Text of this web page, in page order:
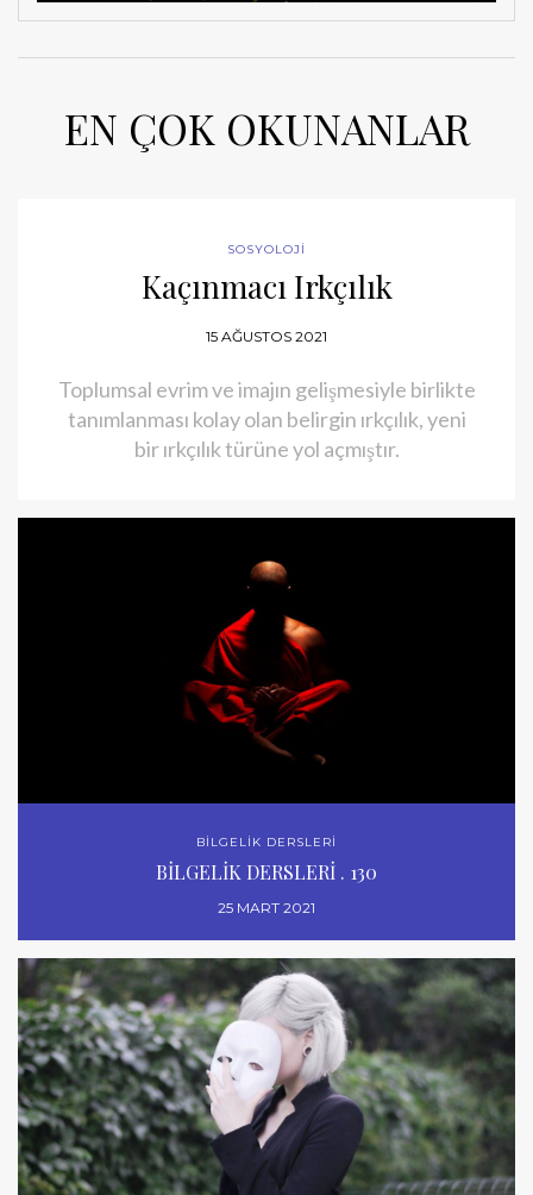
EN ÇOK OKUNANLAR
SOSYOLOJİ
Kaçınmacı Irkçılık
15 AĞUSTOS 2021
Toplumsal evrim ve imajın gelişmesiyle birlikte
tanımlanması kolay olan belirgin ırkçılık, yeni
bir ırkçılık türüne yol açmıştır.
BİLGELİK DERSLERİ
BİLGELİK DERSLERİ . 130
25 MART 2021